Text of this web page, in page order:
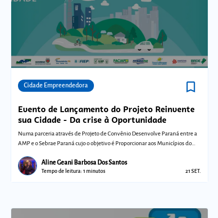
Cidade Empreendedora bookmark_border
Evento de Lançamento do Projeto Reinvente
sua Cidade - Da crise à Oportunidade
Numa parceria através de Projeto de Convênio Desenvolve Paraná entre a
AMP e o Sebrae Paraná cujo o objetivo é Proporcionar aos Municípios do
Aline Geani Barbosa Dos Santos
Tempo de leitura: 1 minutos 21 SET.